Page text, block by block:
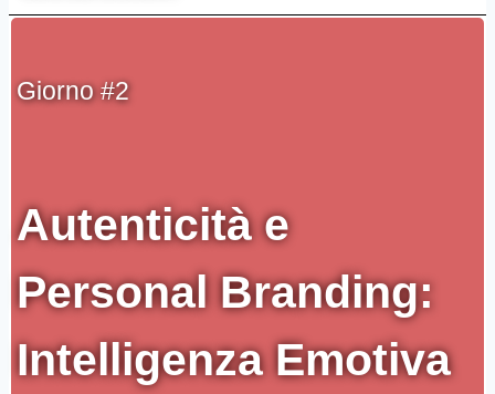
Giorno #2
Autenticità e
Personal Branding:
Intelligenza Emotiva